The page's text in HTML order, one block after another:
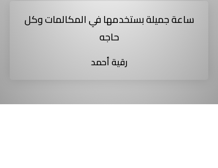
ساعة جميلة بستخدمها في المكالمات وكل
حاجه
رقية أحمد